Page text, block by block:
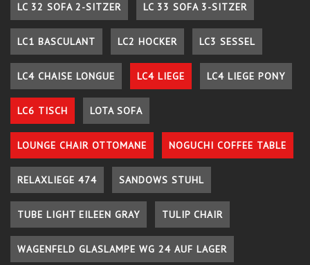
LC 32 SOFA 2-SITZER LC 33 SOFA 3-SITZER
LC1 BASCULANT LC2 HOCKER LC3 SESSEL
LC4 CHAISE LONGUE LC4 LIEGE LC4 LIEGE PONY
LC6 TISCH LOTA SOFA
LOUNGE CHAIR OTTOMANE NOGUCHI COFFEE TABLE
RELAXLIEGE 474 SANDOWS STUHL
TUBE LIGHT EILEEN GRAY TULIP CHAIR
WAGENFELD GLASLAMPE WG 24 AUF LAGER